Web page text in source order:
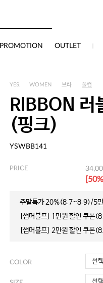
PROMOTION OUTLET
YES. WOMEN 브라 풀컵
RIBBON 러
(핑크)
YSWBB141
PRICE
주말특가 20%(8.7~8.9)/5만
[썸머블프] 1만원 할인 쿠폰
[썸머블프] 2만원 할인 쿠폰
COLOR 선택